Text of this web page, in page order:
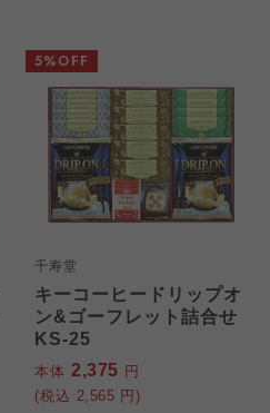
千寿堂
キーコーヒードリップオ
ン&ゴーフレット詰合せ
KS-25
本体 2,375 円
(税込 2,565 円)
5%OFF